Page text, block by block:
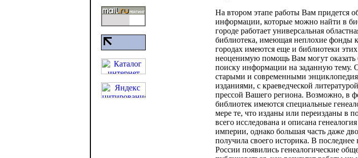
На втором этапе работы Вам придется
информации, которые можно найти в
городе работает универсальная
библиотека, имеющая неплохие фонды
городах имеются еще и библиотеки
неоценимую помощь Вам могут
поиску информации на заданную тему.
старыми и современными
изданиями, с краеведческой
прессой Вашего региона. Возможно, в
библиотек имеются специальные
мере те, что изданы или переизданы в
всего исследована и описана
империи, однако большая часть даже
получила своего историка. В
России появились генеалогические